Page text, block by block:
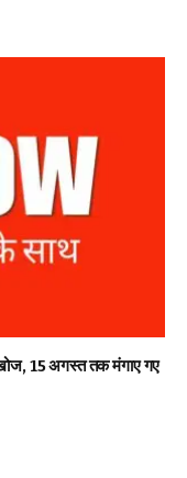
खोज, 15 अगस्त तक मंगाए गए